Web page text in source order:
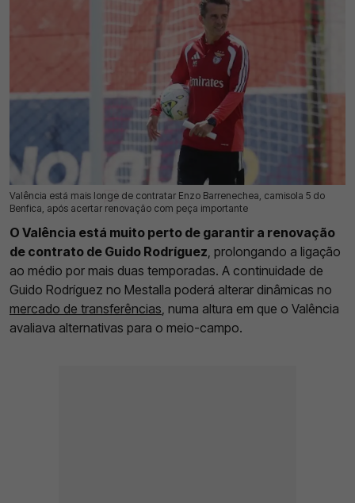
Valência está mais longe de contratar Enzo Barrenechea, camisola 5 do
Benfica, após acertar renovação com peça importante
28 Jun 2026 | 13:26 | 0
O Valência está muito perto de garantir a renovação
de contrato de Guido Rodríguez, prolongando a ligação
ao médio por mais duas temporadas. A continuidade de
Guido Rodríguez no Mestalla poderá alterar dinâmicas no
mercado de transferências, numa altura em que o Valência
avaliava alternativas para o meio-campo.